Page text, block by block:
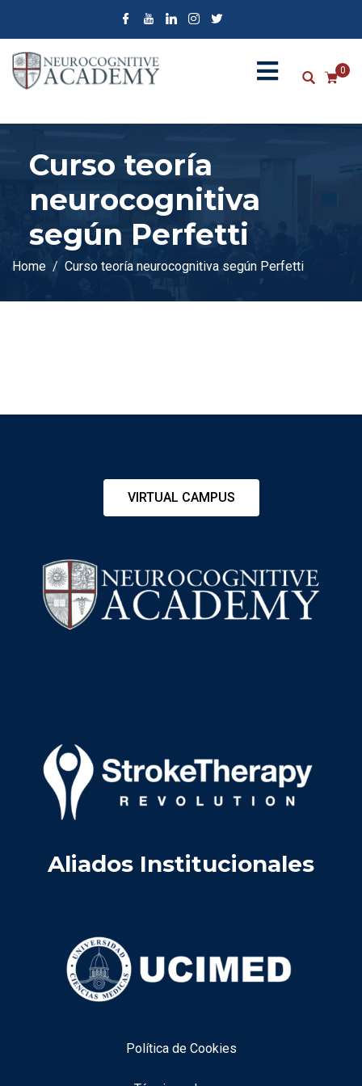
0
Curso teoría
neurocognitiva
según Perfetti
Home Curso teoría neurocognitiva según Perfetti
VIRTUAL CAMPUS
Aliados Institucionales
Política de Cookies